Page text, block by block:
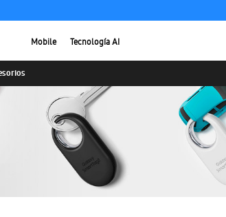
Mobile Tecnología AI